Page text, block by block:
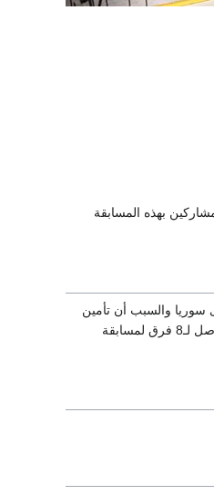
بهذه المسابقة
الزين :" شارك معنا حوالي 6 مدارس فقط على مستوى سوريا والسبب أن تأمين
معدات المسابقة يقع على عاتق المدرسة وهي غالية نوعاً ما (20-25 ألف ليرة سورية)" مشيراً إلى إن "عدد الفرق المشاركة في المسابقة وصل لـ8 فرق لمسابقة